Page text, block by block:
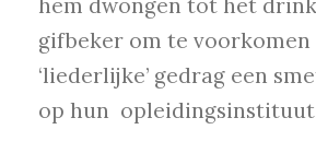
hem dwongen tot het
gifbeker om te voorkomen
‘liederlijke’ gedrag een
op hun